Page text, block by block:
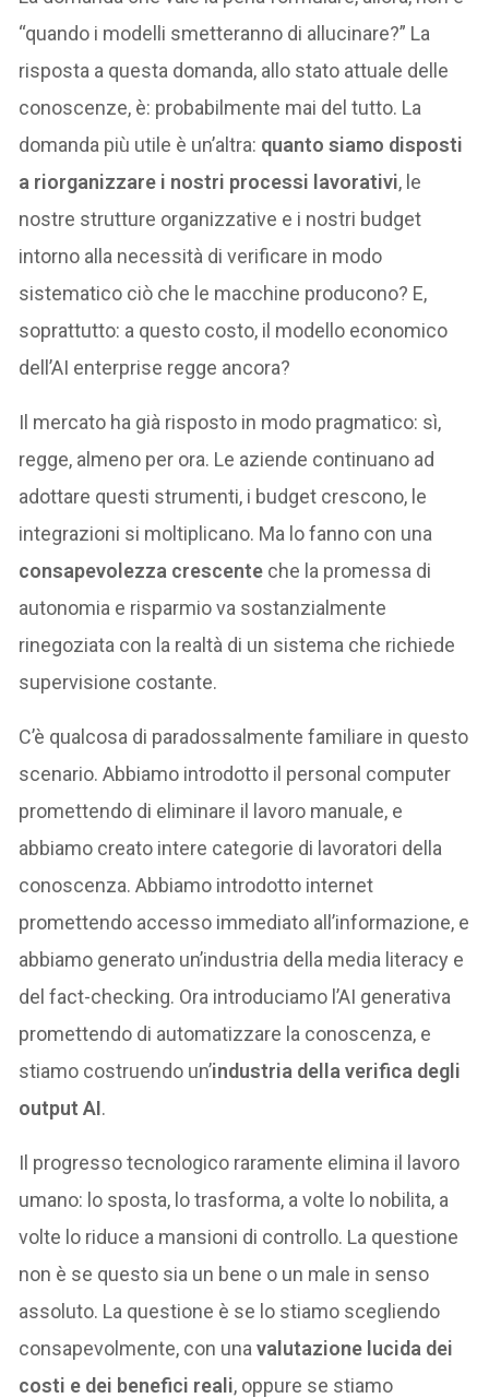
“quando i modelli smetteranno di allucinare?” La
risposta a questa domanda, allo stato attuale delle
conoscenze, è: probabilmente mai del tutto. La
domanda più utile è un’altra: quanto siamo disposti
a riorganizzare i nostri processi lavorativi, le
nostre strutture organizzative e i nostri budget
intorno alla necessità di verificare in modo
sistematico ciò che le macchine producono? E,
soprattutto: a questo costo, il modello economico
dell’AI enterprise regge ancora?
Il mercato ha già risposto in modo pragmatico: sì,
regge, almeno per ora. Le aziende continuano ad
adottare questi strumenti, i budget crescono, le
integrazioni si moltiplicano. Ma lo fanno con una
consapevolezza crescente che la promessa di
autonomia e risparmio va sostanzialmente
rinegoziata con la realtà di un sistema che richiede
supervisione costante.
C’è qualcosa di paradossalmente familiare in questo
scenario. Abbiamo introdotto il personal computer
promettendo di eliminare il lavoro manuale, e
abbiamo creato intere categorie di lavoratori della
conoscenza. Abbiamo introdotto internet
promettendo accesso immediato all’informazione, e
abbiamo generato un’industria della media literacy e
del fact-checking. Ora introduciamo l’AI generativa
promettendo di automatizzare la conoscenza, e
stiamo costruendo un’industria della verifica degli
output AI.
Il progresso tecnologico raramente elimina il lavoro
umano: lo sposta, lo trasforma, a volte lo nobilita, a
volte lo riduce a mansioni di controllo. La questione
non è se questo sia un bene o un male in senso
assoluto. La questione è se lo stiamo scegliendo
consapevolmente, con unavalutazione lucida dei
costi e dei benefici reali, oppure se stiamo